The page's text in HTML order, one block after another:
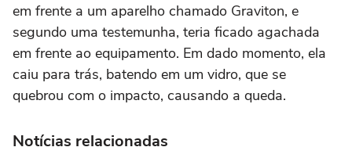
em frente a um aparelho chamado Graviton, e
segundo uma testemunha, teria ficado agachada
em frente ao equipamento. Em dado momento, ela
caiu para trás, batendo em um vidro, que se
quebrou com o impacto, causando a queda.
Notícias relacionadas